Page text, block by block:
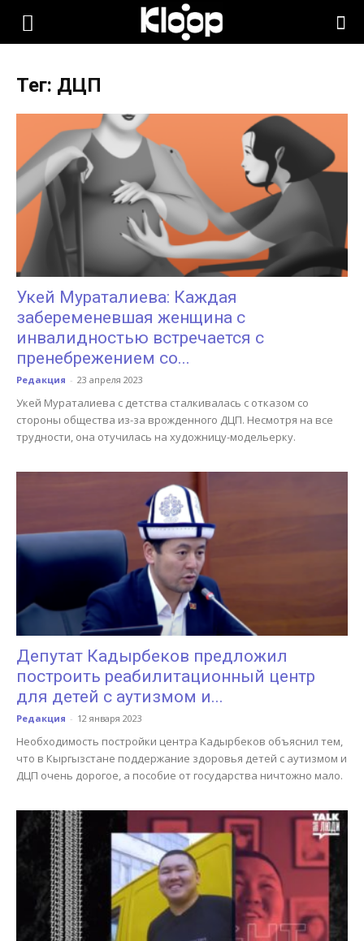
KLOOP.KG
Новости
Кыргызстана
Тег: ДЦП
Укей Мураталиева: Каждая
забеременевшая женщина с
инвалидностью встречается с
пренебрежением со...
Редакция - 23 апреля 2023
Укей Мураталиева с детства сталкивалась с отказом со
стороны общества из-за врожденного ДЦП. Несмотря на все
трудности, она отучилась на художницу-модельерку.
Депутат Кадырбеков предложил
построить реабилитационный центр
для детей с аутизмом и...
Редакция - 12 января 2023
Необходимость постройки центра Кадырбеков объяснил тем,
что в Кыргызстане поддержание здоровья детей с аутизмом и
ДЦП очень дорогое, а пособие от государства ничтожно мало.